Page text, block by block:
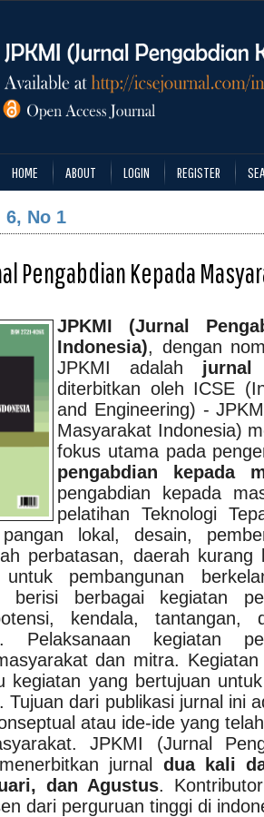
HOME ABOUT LOGIN REGISTER
6, No 1
Pengabdian Kepada
JPKMI (Jurnal
Indonesia), dengan
JPKMI adalah
diterbitkan oleh ICSE
and Engineering) -
Masyarakat Indonesia)
fokus utama pada
pengabdian kepada
pengabdian kepada
pelatihan Teknologi
pangan lokal, desain,
perbatasan, daerah kurang
untuk pembangunan
berisi berbagai kegiatan
kendala,
Pelaksanaan kegiatan
dan mitra.
kegiatan yang bertujuan
Tujuan dari publikasi jurnal ini
atau ide-ide yang
JPKMI (Jurnal
jurnal dua kali
dan Agustus.
dari perguruan tinggi di